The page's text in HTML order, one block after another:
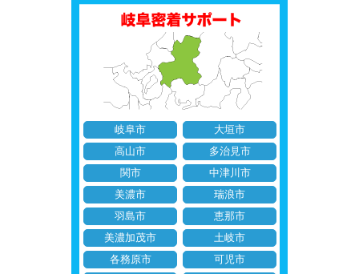
岐阜市
大垣市
高山市
多治見市
関市
中津川市
美濃市
瑞浪市
羽島市
恵那市
美濃加茂市
土岐市
各務原市
可児市